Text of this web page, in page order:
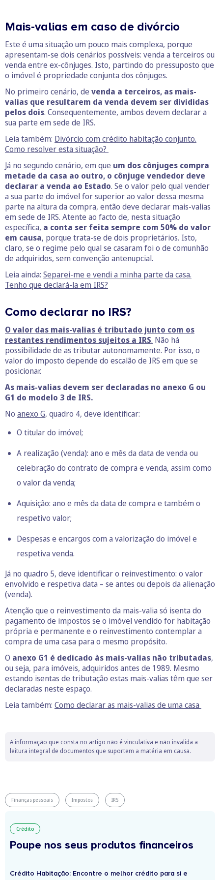
Mais-valias em caso de divórcio
Este é uma situação um pouco mais complexa, porque
apresentam-se dois cenários possíveis: venda a terceiros ou
venda entre ex-cônjuges. Isto, partindo do pressuposto que
o imóvel é propriedade conjunta dos cônjuges.
No primeiro cenário, de venda a terceiros, as mais-
valias que resultarem da venda devem ser divididas
pelos dois. Consequentemente, ambos devem declarar a
sua parte em sede de IRS.
Leia também: Divórcio com crédito habitação conjunto.
Como resolver esta situação?
Já no segundo cenário, em que um dos cônjuges compra
metade da casa ao outro, o cônjuge vendedor deve
declarar a venda ao Estado. Se o valor pelo qual vender
a sua parte do imóvel for superior ao valor dessa mesma
parte na altura da compra, então deve declarar mais-valias
em sede de IRS. Atente ao facto de, nesta situação
específica, a conta ser feita sempre com 50% do valor
em causa, porque trata-se de dois proprietários. Isto,
claro, se o regime pelo qual se casaram foi o de comunhão
de adquiridos, sem convenção antenupcial.
Leia ainda: Separei-me e vendi a minha parte da casa.
Tenho que declará-la em IRS?
Como declarar no IRS?
O valor das mais-valias é tributado junto com os
restantes rendimentos sujeitos a IRS. Não há
possibilidade de as tributar autonomamente. Por isso, o
valor do imposto depende do escalão de IRS em que se
posicionar.
As mais-valias devem ser declaradas no anexo G ou
G1 do modelo 3 de IRS.
No anexo G, quadro 4, deve identificar:
O titular do imóvel;
A realização (venda): ano e mês da data de venda ou
celebração do contrato de compra e venda, assim como
o valor da venda;
Aquisição: ano e mês da data de compra e também o
respetivo valor;
Despesas e encargos com a valorização do imóvel e
respetiva venda.
Já no quadro 5, deve identificar o reinvestimento: o valor
envolvido e respetiva data – se antes ou depois da alienação
(venda).
Atenção que o reinvestimento da mais-valia só isenta do
pagamento de impostos se o imóvel vendido for habitação
própria e permanente e o reinvestimento contemplar a
compra de uma casa para o mesmo propósito.
O anexo G1 é dedicado às mais-valias não tributadas,
ou seja, para imóveis, adquiridos antes de 1989. Mesmo
estando isentas de tributação estas mais-valias têm que ser
declaradas neste espaço.
Leia também: Como declarar as mais-valias de uma casa
A informação que consta no artigo não é vinculativa e não invalida a
leitura integral de documentos que suportem a matéria em causa.
Finanças pessoais Impostos IRS
Crédito
Poupe nos seus produtos financeiros
Crédito Habitação: Encontre o melhor crédito para si e